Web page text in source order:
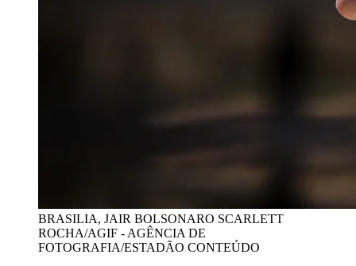
BRASILIA, JAIR BOLSONARO SCARLETT
ROCHA/AGIF - AGÊNCIA DE
FOTOGRAFIA/ESTADÃO CONTEÚDO